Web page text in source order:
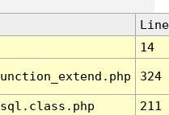
Line
14
324
211